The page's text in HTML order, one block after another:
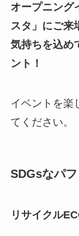
オープニング
スタ」にご来
気持ちを込め
ント！
イベントを楽
てください。
SDGsなパ
リサイクル